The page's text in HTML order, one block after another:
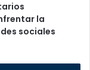
la
sociales